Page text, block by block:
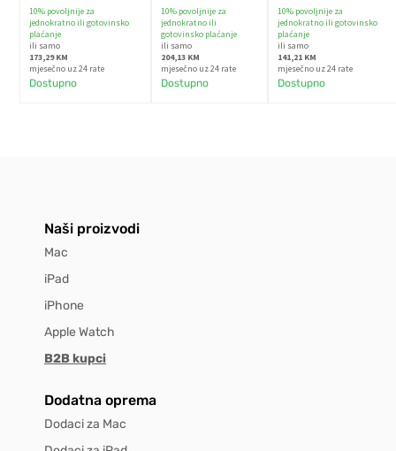
10% povoljnije za
jednokratno ili gotovinsko
plaćanje
ili samo
173,29 KM
mjesečno uz 24 rate
Dostupno
10% povoljnije za
jednokratno ili
gotovinsko plaćanje
ili samo
204,13 KM
mjesečno uz 24 rate
Dostupno
10% povoljnije za
jednokratno ili gotovinsko
plaćanje
ili samo
141,21 KM
mjesečno uz 24 rate
Dostupno
Naši proizvodi
Mac
iPad
iPhone
Apple Watch
B2B kupci
Dodatna oprema
Dodaci za Mac